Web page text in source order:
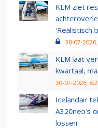
KLM ziet
‘Realistisch
30-07-
KLM laat
kwartaal,
30-07-2026,
Icelandair
A320neo's
lossen